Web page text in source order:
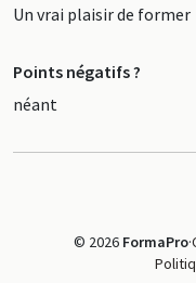
Un vrai plaisir de former
Points négatifs ?
néant
© 2026 FormaPro·